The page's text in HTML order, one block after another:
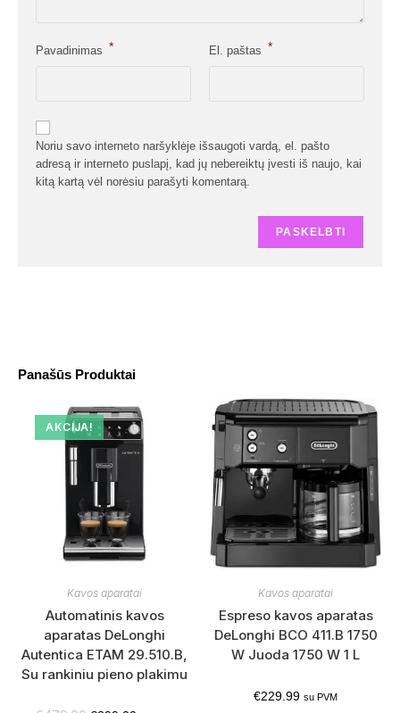
Panašūs Produktai
AKCIJA!
Kavos aparatai
Automatinis kavos
aparatas DeLonghi
Autentica ETAM 29.510.B,
Su rankiniu pieno plakimu
Kavos aparatai
Espreso kavos aparatas
DeLonghi BCO 411.B 1750
W Juoda 1750 W 1 L
€229.99 su PVM
Pavadinimas * El. paštas *
Noriu savo interneto naršyklėje išsaugoti vardą, el. pašto
adresą ir interneto puslapį, kad jų nebereiktų įvesti iš naujo, kai
kitą kartą vėl norėsiu parašyti komentarą.